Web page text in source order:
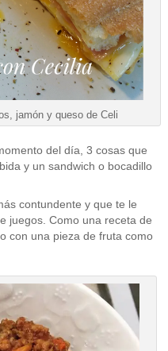
jamón y queso de Celi
del día, 3 cosas que
y un sandwich o bocadillo
contundente y que te le
juegos. Como una receta de
con una pieza de fruta como